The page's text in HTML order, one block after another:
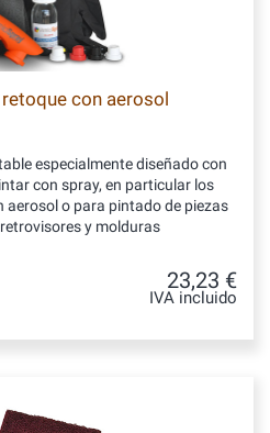
con aerosol
especialmente diseñado con
con spray, en particular los
o para pintado de piezas
y molduras
23,23 €
IVA incluido